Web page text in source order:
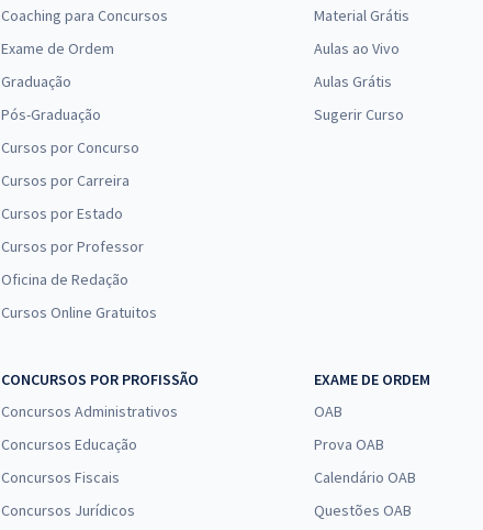
Coaching para Concursos
Exame de Ordem
Graduação
Pós-Graduação
Cursos por Concurso
Cursos por Carreira
Cursos por Estado
Cursos por Professor
Oficina de Redação
Cursos Online Gratuitos
Material Grátis
Aulas ao Vivo
Aulas Grátis
Sugerir Curso
CONCURSOS POR PROFISSÃO
Concursos Administrativos
Concursos Educação
Concursos Fiscais
Concursos Jurídicos
EXAME DE ORDEM
OAB
Prova OAB
Calendário OAB
Questões OAB